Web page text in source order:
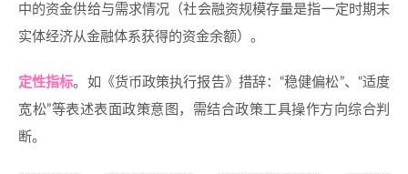
中的资金供给与需求情况（社会融资规模存量是指一定时期末
实体经济从金融体系获得的资金余额）。
定性指标。如《货币政策执行报告》措辞：“稳健偏松”、“适度
宽松”等表述表面政策意图，需结合政策工具操作方向综合判
断。